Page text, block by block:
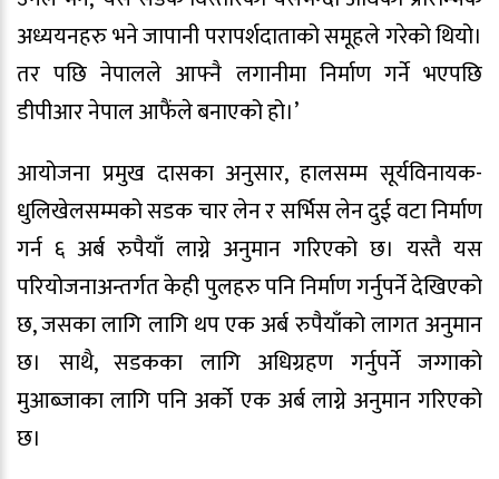
अध्ययनहरु भने जापानी परापर्शदाताको समूहले गरेको थियो।
तर पछि नेपालले आफ्नै लगानीमा निर्माण गर्ने भएपछि
डीपीआर नेपाल आफैंले बनाएको हो।’
आयोजना प्रमुख दासका अनुसार, हालसम्म सूर्यविनायक-
धुलिखेलसम्मको सडक चार लेन र सर्भिस लेन दुई वटा निर्माण
गर्न ६ अर्ब रुपैयाँ लाग्ने अनुमान गरिएको छ। यस्तै यस
परियोजनाअन्तर्गत केही पुलहरु पनि निर्माण गर्नुपर्ने देखिएको
छ, जसका लागि लागि थप एक अर्ब रुपैयाँको लागत अनुमान
छ। साथै, सडकका लागि अधिग्रहण गर्नुपर्ने जग्गाको
मुआब्जाका लागि पनि अर्को एक अर्ब लाग्ने अनुमान गरिएको
छ।